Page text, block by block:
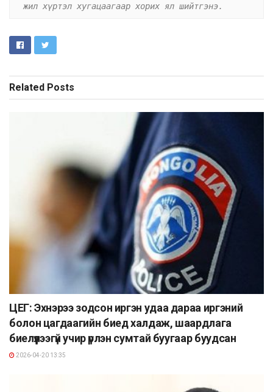
жил хүртэл хугацаагаар хорих ял шийтгэнэ.
Related Posts
ЦЕГ: Эхнэрээ зодсон иргэн удаа дараа иргэний
болон цагдаагийн биед халдаж, шаардлага
биелүүлээгүй учир үрлэн сумтай буугаар буудсан
2026-04-20 13:35